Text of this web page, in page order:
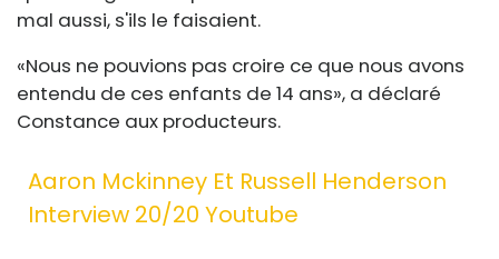
mal aussi, s'ils le faisaient.
«Nous ne pouvions pas croire ce que nous avons
entendu de ces enfants de 14 ans», a déclaré
Constance aux producteurs.
Aaron Mckinney Et Russell Henderson
Interview 20/20 Youtube